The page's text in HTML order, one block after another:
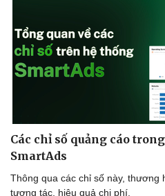
Các chỉ số quảng cáo
SmartAds
Thông qua các chỉ số này, thương
tương tác, hiệu quả chi phí.